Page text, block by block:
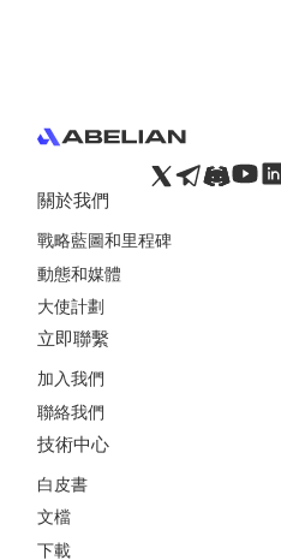
關於我們
戰略藍圖和里程碑
動態和媒體
大使計劃
立即聯繫
加入我們
聯絡我們
技術中心
白皮書
文檔
下載